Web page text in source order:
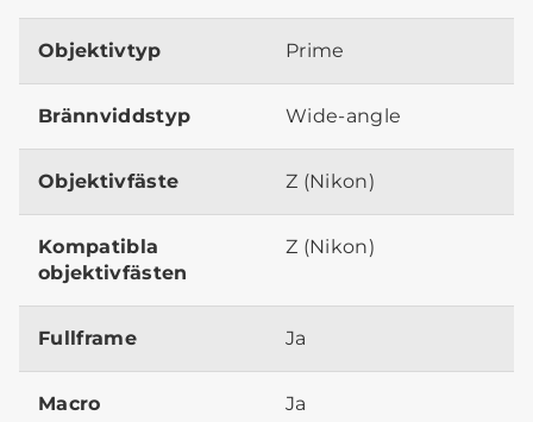
Objektivtyp Prime
Brännviddstyp Wide-angle
Objektivfäste Z (Nikon)
Kompatibla
objektivfästen
Z (Nikon)
Fullframe Ja
Macro Ja